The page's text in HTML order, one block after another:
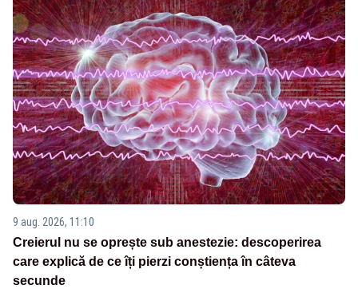
9 aug. 2026, 11:10
Creierul nu se oprește sub anestezie: descoperirea
care explică de ce îți pierzi conștiența în câteva
secunde